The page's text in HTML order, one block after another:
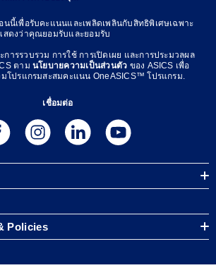
นนี้เพื่อรับคะแนนและเพลิดเพลินกับสิทธิพิเศษเฉพาะ
สดงว่าคุณยอมรับและยอมรับ
การรวบรวม การใช้ การเปิดเผย และการประมวลผล
ตาม นโยบายความเป็นส่วนตัว ของ ASICS เพื่อ
โปรแกรมสะสมคะแนน OneASICS™ โปรแกรม.
เชื่อมต่อ
Policies